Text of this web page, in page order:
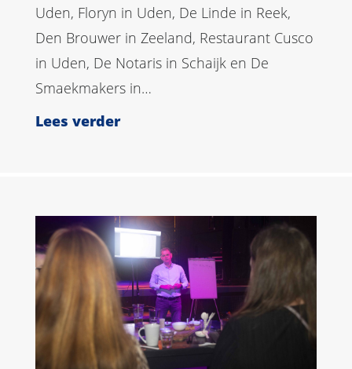
Uden, Floryn in Uden, De Linde in Reek,
Den Brouwer in Zeeland, Restaurant Cusco
in Uden, De Notaris in Schaijk en De
Smaekmakers in…
Lees verder